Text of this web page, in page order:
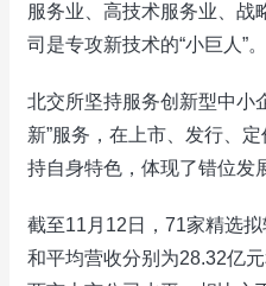
服务业、高技术服务业、战
司是专攻新技术的“小巨人”。
北交所坚持服务创新型中小
新”服务，在上市、发行、
持自身特色，体现了错位发
截至11月12日，71家精选
和平均营收分别为28.32亿